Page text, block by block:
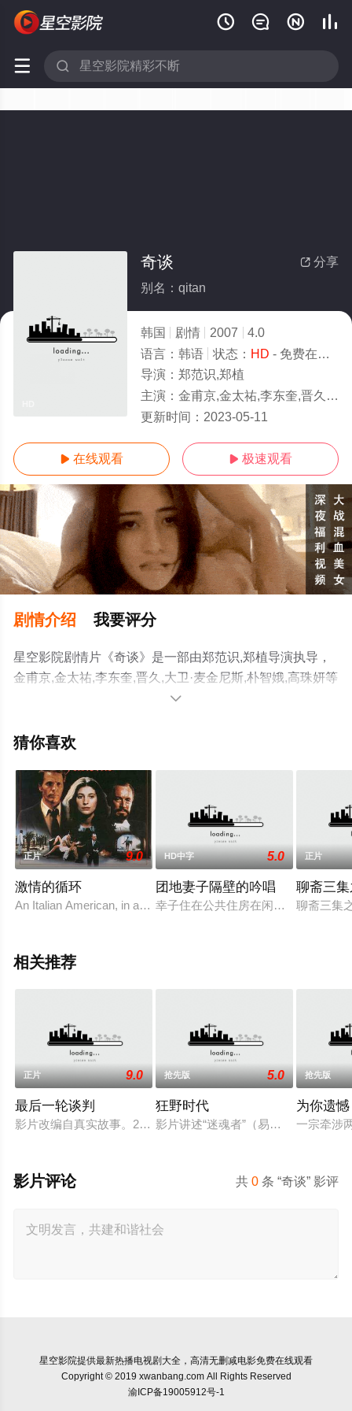
   
 
 分享
奇谈
别名：qitan
韩国 剧情 2007
4.0
语言： 韩语 状态： HD - 免费在线播放
导演： 郑范识,郑植
主演： 金甫京,金太祐,李东奎,晋久,大卫·麦金尼斯,朴智娥,高珠妍
更新时间： 2023-05-11
 在线观看  极速观看
剧情介绍 我要评分
星空影院剧情片《奇谈》是一部由郑范识,郑植导演执导，
金甫京,金太祐,李东奎,晋久,大卫·麦金尼斯,朴智娥,高珠妍等
演员精彩演绎的韩国电影，手机免费观看高清未删减完整
电影、电视猫或剧情网等平台了解。

猜你喜欢
正片 9.0
激情的循环
An Italian American, in a late nineteenth-century Sicily, falls in
HD中字 5.0
团地妻子隔壁的吟唱
幸子住在公共住房在闲暇之余楼上和
正片
聊斋三
聊斋三集
相关推荐
正片 9.0
最后一轮谈判
影片改编自真实故事。2005年，意大利特工尼古拉·卡利帕里在
抢先版 5.0
狂野时代
影片讲述“迷魂者”（易烊千玺 饰）通
抢先版
为你遗憾
一宗牵涉
共0 条 “奇谈” 影评
影片评论
星空影院提供最新热播电视剧大全，高清无删减电影免费在线观看
Copyright © 2019 xwanbang.com All Rights Reserved
渝ICP备19005912号-1